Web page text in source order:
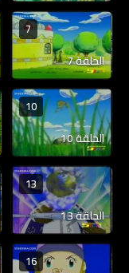
7
الحلقة 7
10
الحلقة 10
13
الحلقة 13
16